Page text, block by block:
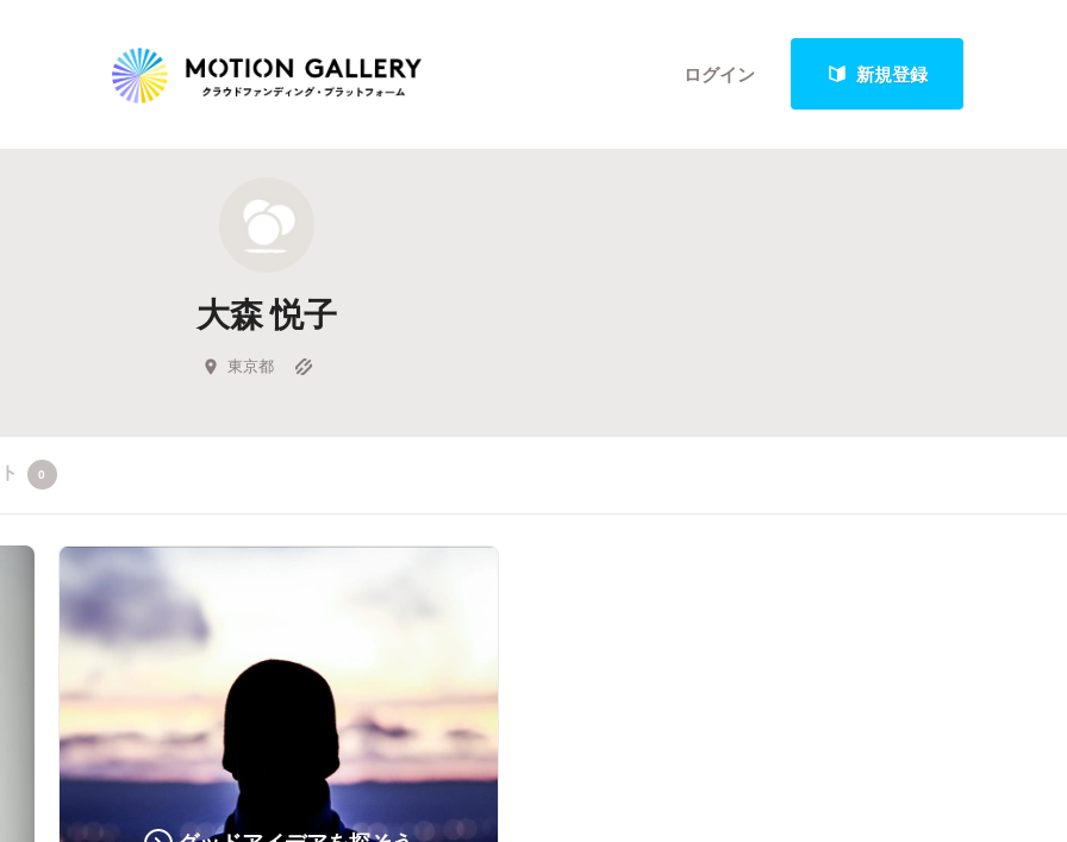
ログイン 新規登録
新着プロジェクト
Feature
キュレーターから探す
大森 悦子
東京都
0